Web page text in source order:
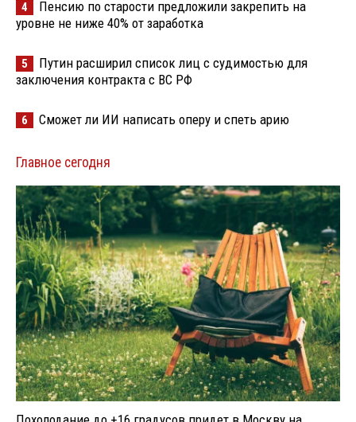
4
Пенсию по старости предложили закрепить на
уровне не ниже 40% от заработка
5
Путин расширил список лиц с судимостью для
заключения контракта с ВС РФ
6 Сможет ли ИИ написать оперу и спеть арию
Главное сегодня